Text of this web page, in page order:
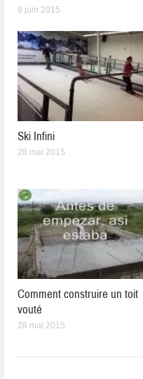
9 juin 2015
Ski Infini
28 mai 2015
Comment construire un toit
vouté
28 mai 2015